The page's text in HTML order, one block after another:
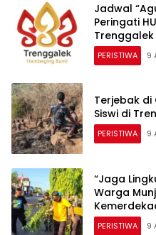
Jadwal
Peringati
PERISTIWA 9
Terjebak di
Siswi di
PERISTIWA 9
“​Jaga
Warga
Donor Darah
PERISTIWA 9